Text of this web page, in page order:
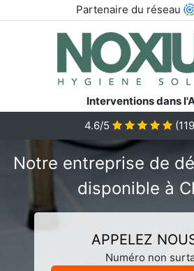
Partenaire du réseau
Interventions dans
4.6/5
(119
Notre entreprise de
disponible à
APPELEZ
Numéro non